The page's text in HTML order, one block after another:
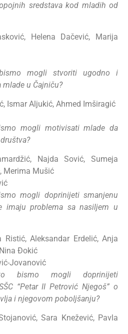
sredstava kod mladih od
Helena Dačević, Marija
mogli stvoriti ugodno i
u Čajniču?
Ismar Aljukić, Ahmed Imširagić
mogli motivisati mlade da
Najda Sović, Sumeja
Merima Mušić
mogli doprinijeti smanjenu
imaju problema sa nasiljem u
Ristić, Aleksandar Erdelić, Anja
Đokić
Jovanović
bismo mogli doprinijeti
“Petar II Petrović Njegoš” o
i njegovom poboljšanju?
Sara Knežević, Pavla